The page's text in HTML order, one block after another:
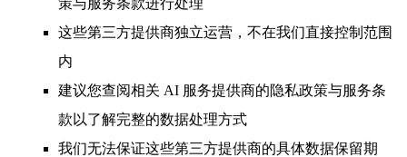
策与服务条款进行处理
这些第三方提供商独立运营，不在我们直接控制范围
内
建议您查阅相关 AI 服务提供商的隐私政策与服务条
款以了解完整的数据处理方式
我们无法保证这些第三方提供商的具体数据保留期